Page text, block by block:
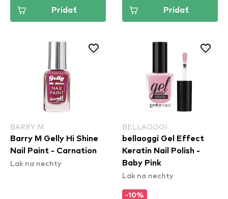
Pridať Pridať
BARRY M
Barry M Gelly Hi Shine
Nail Paint - Carnation
Lak na nechty
BELLAOGGI
bellaoggi Gel Effect
Keratin Nail Polish -
Baby Pink
Lak na nechty
-10%